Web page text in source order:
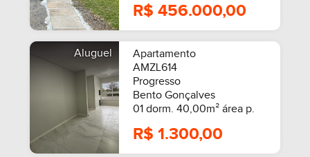
SEMIMOBILIADO
R$ 456.000,00
Aluguel
Apartamento
AMZL614
Progresso
Bento Gonçalves
01 dorm. 40,00m² área p.
R$ 1.300,00